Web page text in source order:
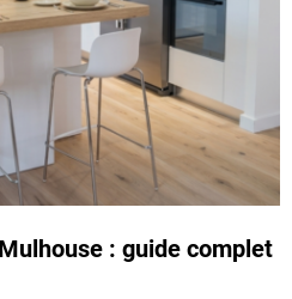
: guide complet